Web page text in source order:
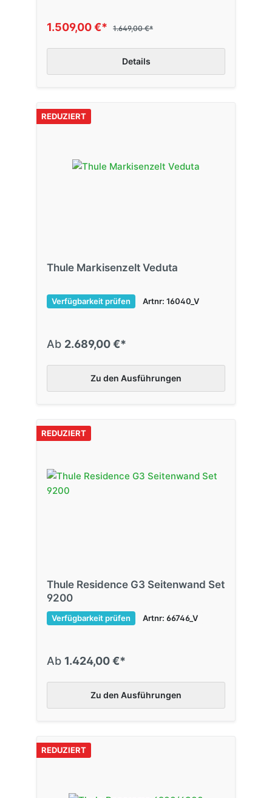
1.509,00 €* 1.649,00 €*
Details
REDUZIERT
Thule Markisenzelt Veduta
Verfügbarkeit prüfen Artnr: 16040_V
Ab 2.689,00 €*
Zu den Ausführungen
REDUZIERT
Thule Residence G3 Seitenwand Set
9200
Verfügbarkeit prüfen Artnr: 66746_V
Ab 1.424,00 €*
Zu den Ausführungen
REDUZIERT